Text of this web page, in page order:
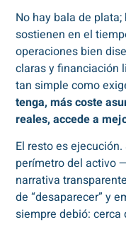
No hay bala de
sostienen en el
operaciones bien
claras y financiación
tan simple como
tenga, más coste
reales, accede a
El resto es
perímetro del activo
narrativa
de “desaparecer” y
siempre debió: cerca